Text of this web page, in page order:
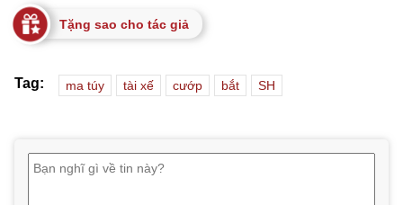
Tặng sao cho tác giả
Tag: ma túy tài xế cướp bắt SH